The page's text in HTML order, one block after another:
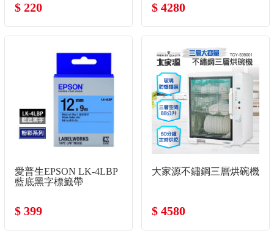
$ 220 $ 4280
愛普生EPSON LK-4LBP
藍底黑字標籤帶
$ 399
大家源不鏽鋼三層烘碗機
$ 4580